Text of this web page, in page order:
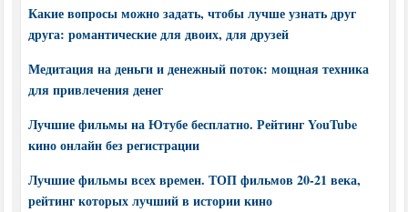
Какие вопросы можно задать, чтобы лучше узнать друг
друга: романтические для двоих, для друзей
Медитация на деньги и денежный поток: мощная техника
для привлечения денег
Лучшие фильмы на Ютубе бесплатно. Рейтинг YouTube
кино онлайн без регистрации
Лучшие фильмы всех времен. ТОП фильмов 20-21 века,
рейтинг которых лучший в истории кино